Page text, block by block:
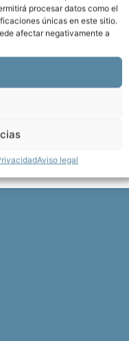
procesar datos como el
únicas en este sitio.
afectar negativamente a
Aviso legal
Ver
producto